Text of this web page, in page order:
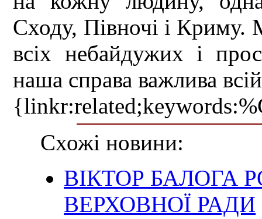
Сходу, Півночі і Криму.
всіх небайдужих і
наша справа важлива
Схожі новини:
ВІКТОР БАЛОГА
ВЕРХОВНОЇ РАДИ